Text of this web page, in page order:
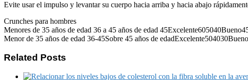
Evite usar el impulso y levantar su cuerpo hacia arriba y hacia abajo
Crunches para hombres
Menores de 35 años de edad 36 a 45 años de edad
Menor de 35 años de edad 36-45Sobre 45 años de
Related Posts